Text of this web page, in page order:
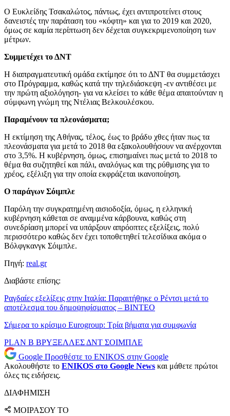
Ο Ευκλείδης Τσακαλώτος, πάντως, έχει αντιπροτείνει στους
δανειστές την παράταση του «κόφτη» και για το 2019 και 2020,
όμως σε καμία περίπτωση δεν δέχεται συγκεκριμενοποίηση των
μέτρων.
Συμμετέχει το ΔΝΤ
Η διαπραγματευτική ομάδα εκτίμησε ότι το ΔΝΤ θα συμμετάσχει
στο Πρόγραμμα, καθώς κατά την τηλεδιάσκεψη -εν αντιθέσει με
την πρώτη αξιολόγηση- για να κλείσει το κάθε θέμα απαιτούνταν η
σύμφωνη γνώμη της Ντέλιας Βελκουλέσκου.
Παραμένουν τα πλεονάσματα;
Η εκτίμηση της Αθήνας, τέλος, έως το βράδυ χθες ήταν πως τα
πλεονάσματα για μετά το 2018 θα εξακολουθήσουν να ανέρχονται
στο 3,5%. Η κυβέρνηση, όμως, επισημαίνει πως μετά το 2018 το
θέμα θα συζητηθεί και πάλι, αναλόγως και της ρύθμισης για το
χρέος, εξέλιξη για την οποία εκφράζεται ικανοποίηση.
Ο παράγων Σόιμπλε
Παρόλη την συγκρατημένη αισιοδοξία, όμως, η ελληνική
κυβέρνηση κάθεται σε αναμμένα κάρβουνα, καθώς στη
συνεδρίαση μπορεί να υπάρξουν απρόοπτες εξελίξεις, πολύ
περισσότερο καθώς δεν έχει τοποθετηθεί τελεσίδικα ακόμα ο
Βόλφγκανγκ Σόιμπλε.
Πηγή: real.gr
Διαβάστε επίσης:
Ραγδαίες εξελίξεις στην Ιταλία: Παραιτήθηκε ο Ρέντσι μετά το
αποτέλεσμα του δημοψηφίσματος – ΒΙΝΤΕΟ
Σήμερα το κρίσιμο Eurogroup: Τρία βήματα για συμφωνία
PLAN B ΒΡΥΞΕΛΛΕΣ ΔΝΤ ΣΟΙΜΠΛΕ
Google Προσθέστε το ENIKOS στην Google
Ακολουθήστε το ENIKOS στο Google News και μάθετε πρώτοι
όλες τις ειδήσεις.
ΔΙΑΦΗΜΙΣΗ
ΜΟΙΡΑΣΟΥ ΤΟ